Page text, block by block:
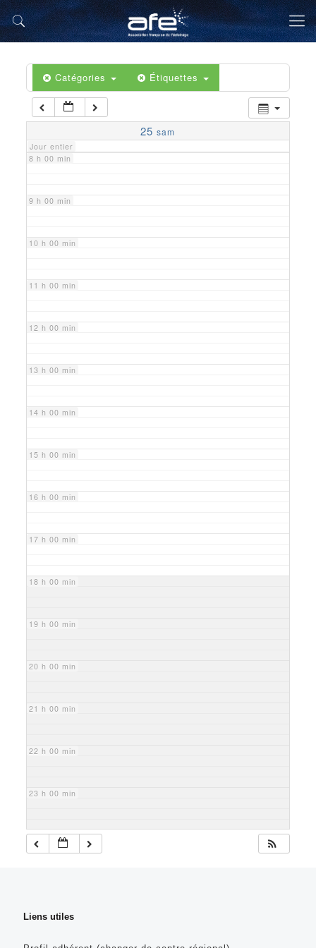
Catégories Étiquettes
25 sam
Jour entier
5 h 00 min
6 h 00 min
7 h 00 min
8 h 00 min
9 h 00 min
10 h 00 min
11 h 00 min
12 h 00 min
13 h 00 min
14 h 00 min
15 h 00 min
16 h 00 min
17 h 00 min
18 h 00 min
19 h 00 min
20 h 00 min
21 h 00 min
22 h 00 min
23 h 00 min
Liens utiles